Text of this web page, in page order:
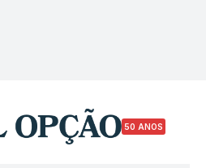
50 ANOS